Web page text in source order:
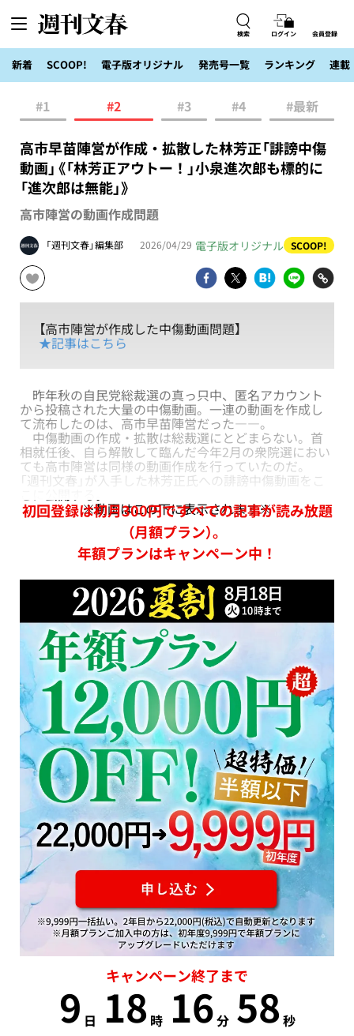
検索 ログイン 会員登録
新着 SCOOP! 電子版オリジナル 発売号一覧 ランキング 連載
#1 #2 #3 #4 #最新
高市早苗陣営が作成・拡散した林芳正「誹謗中傷
動画」《「林芳正アウトー！」小泉進次郎も標的に
「進次郎は無能」》
高市陣営の動画作成問題
「週刊文春」編集部 2026/04/29 電子版オリジナル SCOOP!
【高市陣営が作成した中傷動画問題】
★記事はこちら
昨年秋の自民党総裁選の真っ只中、匿名アカウント
から投稿された大量の中傷動画。一連の動画を作成し
て流布したのは、高市早苗陣営だった――。
中傷動画の作成・拡散は総裁選にとどまらない。首
相就任後、自ら解散して臨んだ今年2月の衆院選におい
ても高市陣営は同様の動画作成を行っていたのだ。
「週刊文春」が入手した林芳正氏への誹謗中傷動画をこ
※動画はこの下に表示されます※
初回登録は初月300円ですべての記事が読み放題
（月額プラン）。
年額プランはキャンペーン中！
キャンペーン終了まで
9 日 18 時 16分 57 秒